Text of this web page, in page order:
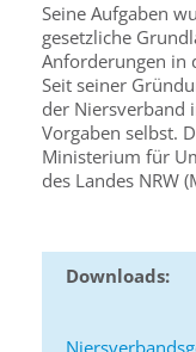
Seine Aufgaben
gesetzliche
Anforderungen in
Seit seiner
der Niersverband
Vorgaben selbst.
Ministerium für
des Landes NRW
Downloads: